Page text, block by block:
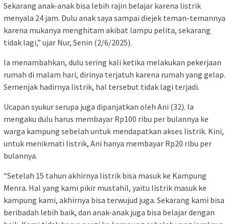
Sekarang anak-anak bisa lebih rajin belajar karena listrik
menyala 24 jam. Dulu anak saya sampai diejek teman-temannya
karena mukanya menghitam akibat lampu pelita, sekarang
tidak lagi,” ujar Nur, Senin (2/6/2025).
Ia menambahkan, dulu sering kali ketika melakukan pekerjaan
rumah di malam hari, dirinya terjatuh karena rumah yang gelap.
Semenjak hadirnya listrik, hal tersebut tidak lagi terjadi.
Ucapan syukur serupa juga dipanjatkan oleh Ani (32). Ia
mengaku dulu harus membayar Rp100 ribu per bulannya ke
warga kampung sebelah untuk mendapatkan akses listrik. Kini,
untuk menikmati listrik, Ani hanya membayar Rp20 ribu per
bulannya.
“Setelah 15 tahun akhirnya listrik bisa masuk ke Kampung
Menra. Hal yang kami pikir mustahil, yaitu listrik masuk ke
kampung kami, akhirnya bisa terwujud juga. Sekarang kami bisa
beribadah lebih baik, dan anak-anak juga bisa belajar dengan